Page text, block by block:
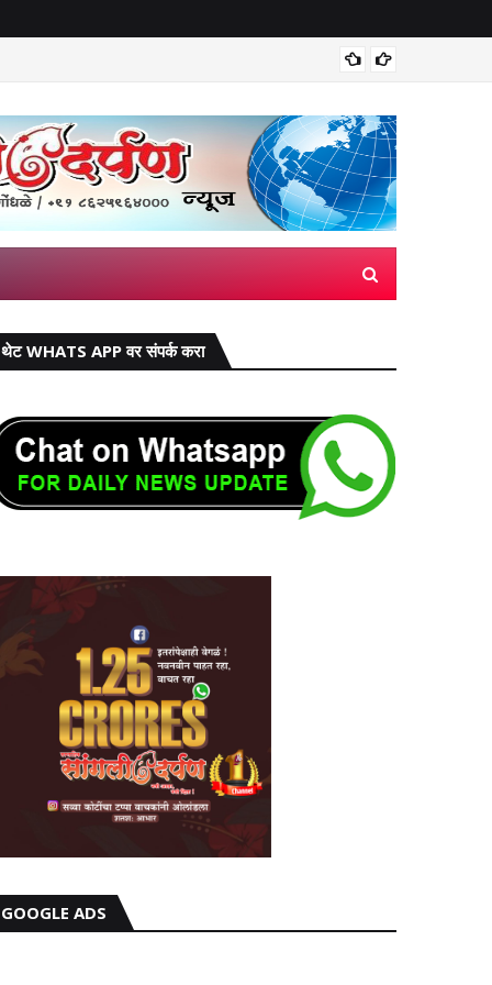
थेट WHATS APP वर संपर्क करा
GOOGLE ADS